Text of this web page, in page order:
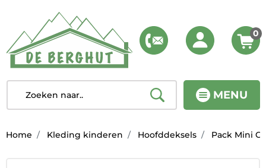
MENU
0
Home Kleding kinderen Hoofddeksels Pack Mini